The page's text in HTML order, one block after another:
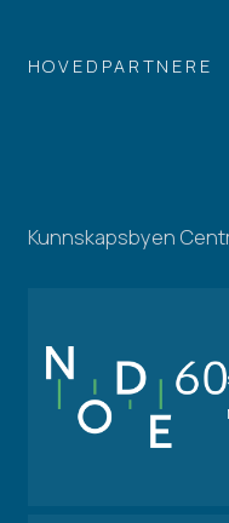
HOVEDPARTNERE
Kunnskapsbyen